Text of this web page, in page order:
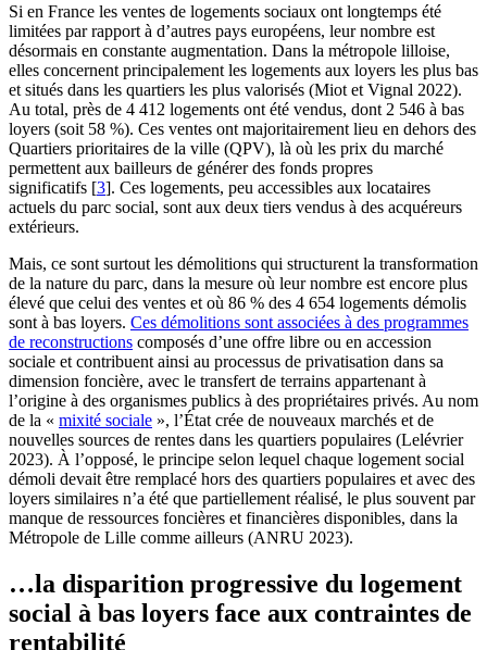
Si en France les ventes de logements sociaux ont longtemps été
limitées par rapport à d’autres pays européens, leur nombre est
désormais en constante augmentation. Dans la métropole lilloise,
elles concernent principalement les logements aux loyers les plus bas
et situés dans les quartiers les plus valorisés (Miot et Vignal 2022).
Au total, près de 4 412 logements ont été vendus, dont 2 546 à bas
loyers (soit 58 %). Ces ventes ont majoritairement lieu en dehors des
Quartiers prioritaires de la ville (QPV), là où les prix du marché
permettent aux bailleurs de générer des fonds propres
significatifs [3]. Ces logements, peu accessibles aux locataires
actuels du parc social, sont aux deux tiers vendus à des acquéreurs
extérieurs.
Mais, ce sont surtout les démolitions qui structurent la transformation
de la nature du parc, dans la mesure où leur nombre est encore plus
élevé que celui des ventes et où 86 % des 4 654 logements démolis
sont à bas loyers. Ces démolitions sont associées à des programmes
de reconstructions composés d’une offre libre ou en accession
sociale et contribuent ainsi au processus de privatisation dans sa
dimension foncière, avec le transfert de terrains appartenant à
l’origine à des organismes publics à des propriétaires privés. Au nom
de la « mixité sociale », l’État crée de nouveaux marchés et de
nouvelles sources de rentes dans les quartiers populaires (Lelévrier
2023). À l’opposé, le principe selon lequel chaque logement social
démoli devait être remplacé hors des quartiers populaires et avec des
loyers similaires n’a été que partiellement réalisé, le plus souvent par
manque de ressources foncières et financières disponibles, dans la
Métropole de Lille comme ailleurs (ANRU 2023).
…la disparition progressive du logement
social à bas loyers face aux contraintes de
rentabilité